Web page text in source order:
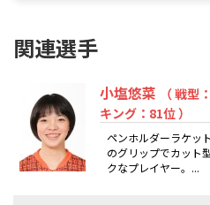
関連選手
小塩悠菜
（ 戦型
キング：81位 ）
ペンホルダーラケッ
のグリップでカット
クなプレイヤー。...